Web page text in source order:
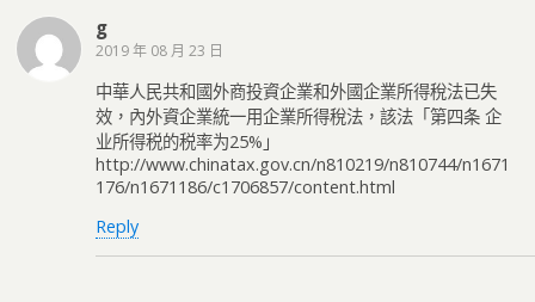
g
2019 年 08 月 23 日
中華人民共和國外商投資企業和外國企業所得稅法已失
效，內外資企業統一用企業所得稅法，該法「第四条 企
业所得税的税率为25%」
http://www.chinatax.gov.cn/n810219/n810744/n1671
176/n1671186/c1706857/content.html
Reply